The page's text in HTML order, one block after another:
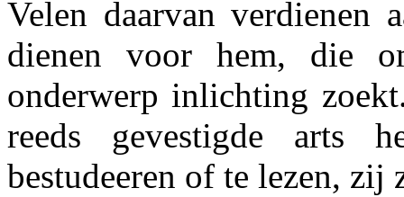
Velen daarvan verdienen
dienen voor hem, die
onderwerp inlichting
reeds gevestigde arts
bestudeeren of te lezen,